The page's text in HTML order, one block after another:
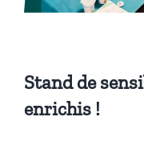
Stand de
enrichis !